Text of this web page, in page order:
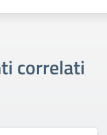
correlati